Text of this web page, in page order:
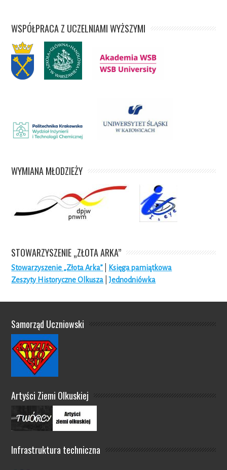
WSPÓŁPRACA Z UCZELNIAMI WYŻSZYMI
WYMIANA MŁODZIEŻY
STOWARZYSZENIE „ZŁOTA ARKA”
Stowarzyszenie „Złota Arka”
Księga pamiątkowa
Zeszyty Historyczne Olkusza |Jednodniówka
Samorząd Uczniowski
Artyści Ziemi Olkuskiej
Infrastruktura techniczna